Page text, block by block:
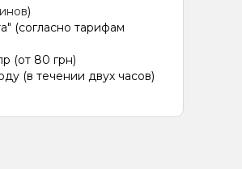
)
(согласно тарифам
(от 80 грн)
(в течении двух часов)